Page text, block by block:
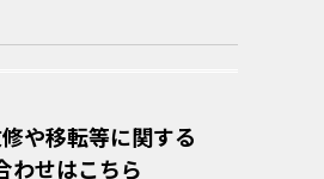
や移転等に関する
わせはこちら